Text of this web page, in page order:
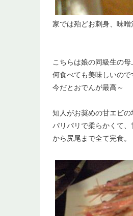
家では殆どお刺身、味
こちらは娘の同級生の
何食べても美味しいの
今だとおでんが最高～
知人がお奨めの甘エビの
パリパリで柔らかくて
から尻尾まで全て完食。